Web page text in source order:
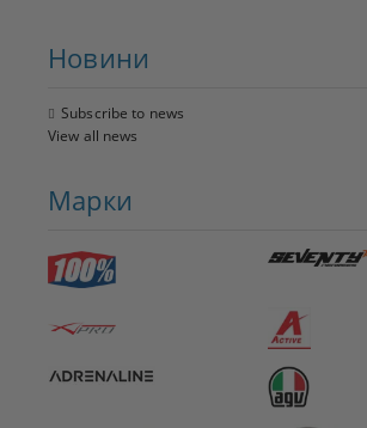
Новини
Subscribe to news
View all news
Марки